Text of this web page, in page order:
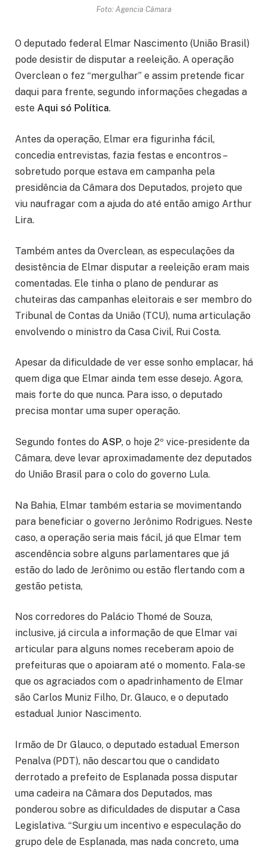
Foto: Agencia Câmara
O deputado federal Elmar Nascimento (União Brasil)
pode desistir de disputar a reeleição. A operação
Overclean o fez “mergulhar” e assim pretende ficar
daqui para frente, segundo informações chegadas a
este Aqui só Política.
Antes da operação, Elmar era figurinha fácil,
concedia entrevistas, fazia festas e encontros –
sobretudo porque estava em campanha pela
presidência da Câmara dos Deputados, projeto que
viu naufragar com a ajuda do até então amigo Arthur
Lira.
Também antes da Overclean, as especulações da
desistência de Elmar disputar a reeleição eram mais
comentadas. Ele tinha o plano de pendurar as
chuteiras das campanhas eleitorais e ser membro do
Tribunal de Contas da União (TCU), numa articulação
envolvendo o ministro da Casa Civil, Rui Costa.
Apesar da dificuldade de ver esse sonho emplacar, há
quem diga que Elmar ainda tem esse desejo. Agora,
mais forte do que nunca. Para isso, o deputado
precisa montar uma super operação.
Segundo fontes do ASP, o hoje 2º vice-presidente da
Câmara, deve levar aproximadamente dez deputados
do União Brasil para o colo do governo Lula.
Na Bahia, Elmar também estaria se movimentando
para beneficiar o governo Jerônimo Rodrigues. Neste
caso, a operação seria mais fácil, já que Elmar tem
ascendência sobre alguns parlamentares que já
estão do lado de Jerônimo ou estão flertando com a
gestão petista,
Nos corredores do Palácio Thomé de Souza,
inclusive, já circula a informação de que Elmar vai
articular para alguns nomes receberam apoio de
prefeituras que o apoiaram até o momento. Fala-se
que os agraciados com o apadrinhamento de Elmar
são Carlos Muniz Filho, Dr. Glauco, e o deputado
estadual Junior Nascimento.
Irmão de Dr Glauco, o deputado estadual Emerson
Penalva (PDT), não descartou que o candidato
derrotado a prefeito de Esplanada possa disputar
uma cadeira na Câmara dos Deputados, mas
ponderou sobre as dificuldades de disputar a Casa
Legislativa. “Surgiu um incentivo e especulação do
grupo dele de Esplanada, mas nada concreto, uma